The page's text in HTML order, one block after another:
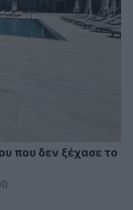
που δεν ξέχασε το